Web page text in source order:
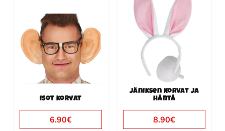
Isot korvat
6.90€
Jäniksen korvat ja
häntä
8.90€